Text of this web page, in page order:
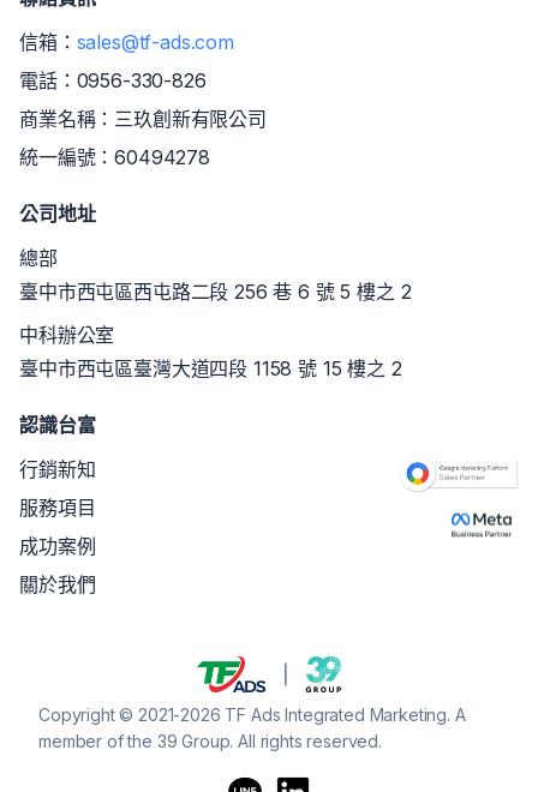
信箱： sales@tf-ads.com
電話： 0956-330-826
商業名稱：三玖創新有限公司
統一編號：60494278
公司地址
總部
臺中市西屯區西屯路二段 256 巷 6 號 5 樓之 2
中科辦公室
臺中市西屯區臺灣大道四段 1158 號 15 樓之 2
認識台富
行銷新知
服務項目
成功案例
關於我們
Copyright © 2021-2026 TF Ads Integrated Marketing. A
member of the 39 Group. All rights reserved.